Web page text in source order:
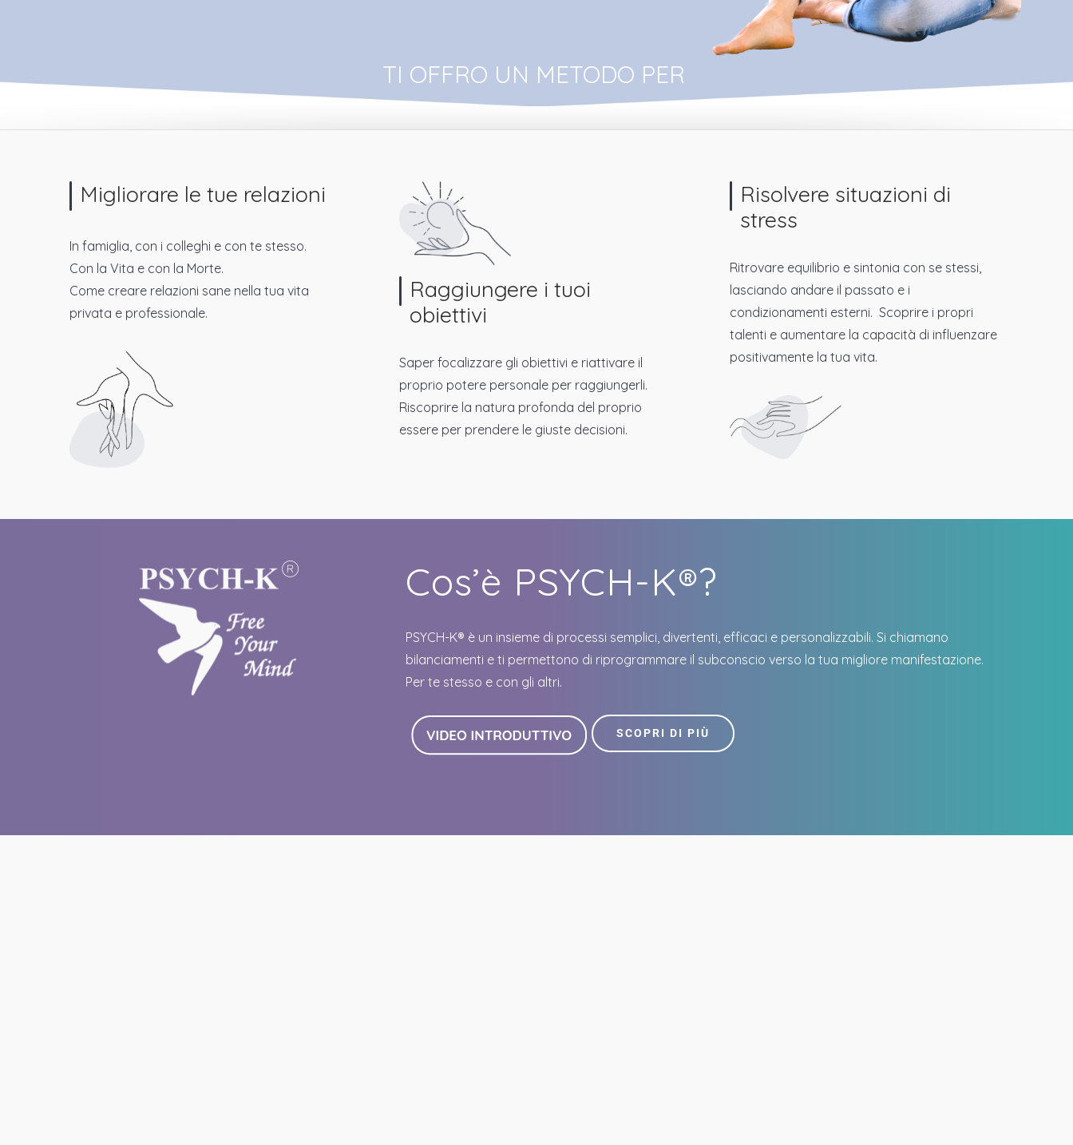
Migliorare le tue relazioni
In famiglia, con i colleghi e con te stesso.
Con la Vita e con la Morte.
Come creare relazioni sane nella tua vita
privata e professionale.
Raggiungere i tuoi
obiettivi
Saper focalizzare gli obiettivi e riattivare il
proprio potere personale per raggiungerli.
Riscoprire la natura profonda del proprio
essere per prendere le giuste decisioni.
Risolvere situazioni di
stress
Ritrovare equilibrio e sintonia con se stessi,
lasciando andare il passato e i
condizionamenti esterni. Scoprire i propri
talenti e aumentare la capacità di influenzare
positivamente la tua vita.
Cos’è PSYCH-K®?
PSYCH-K® è un insieme di processi semplici, divertenti, efficaci e personalizzabili. Si chiamano
bilanciamenti e ti permettono di riprogrammare il subconscio verso la tua migliore manifestazione.
Per te stesso e con gli altri.
SCOPRI DI PIÙ